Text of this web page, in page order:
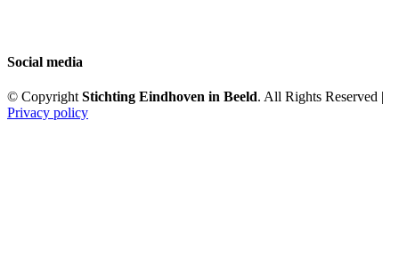
Social media
© Copyright Stichting Eindhoven in Beeld. All Rights Reserved |
Privacy policy